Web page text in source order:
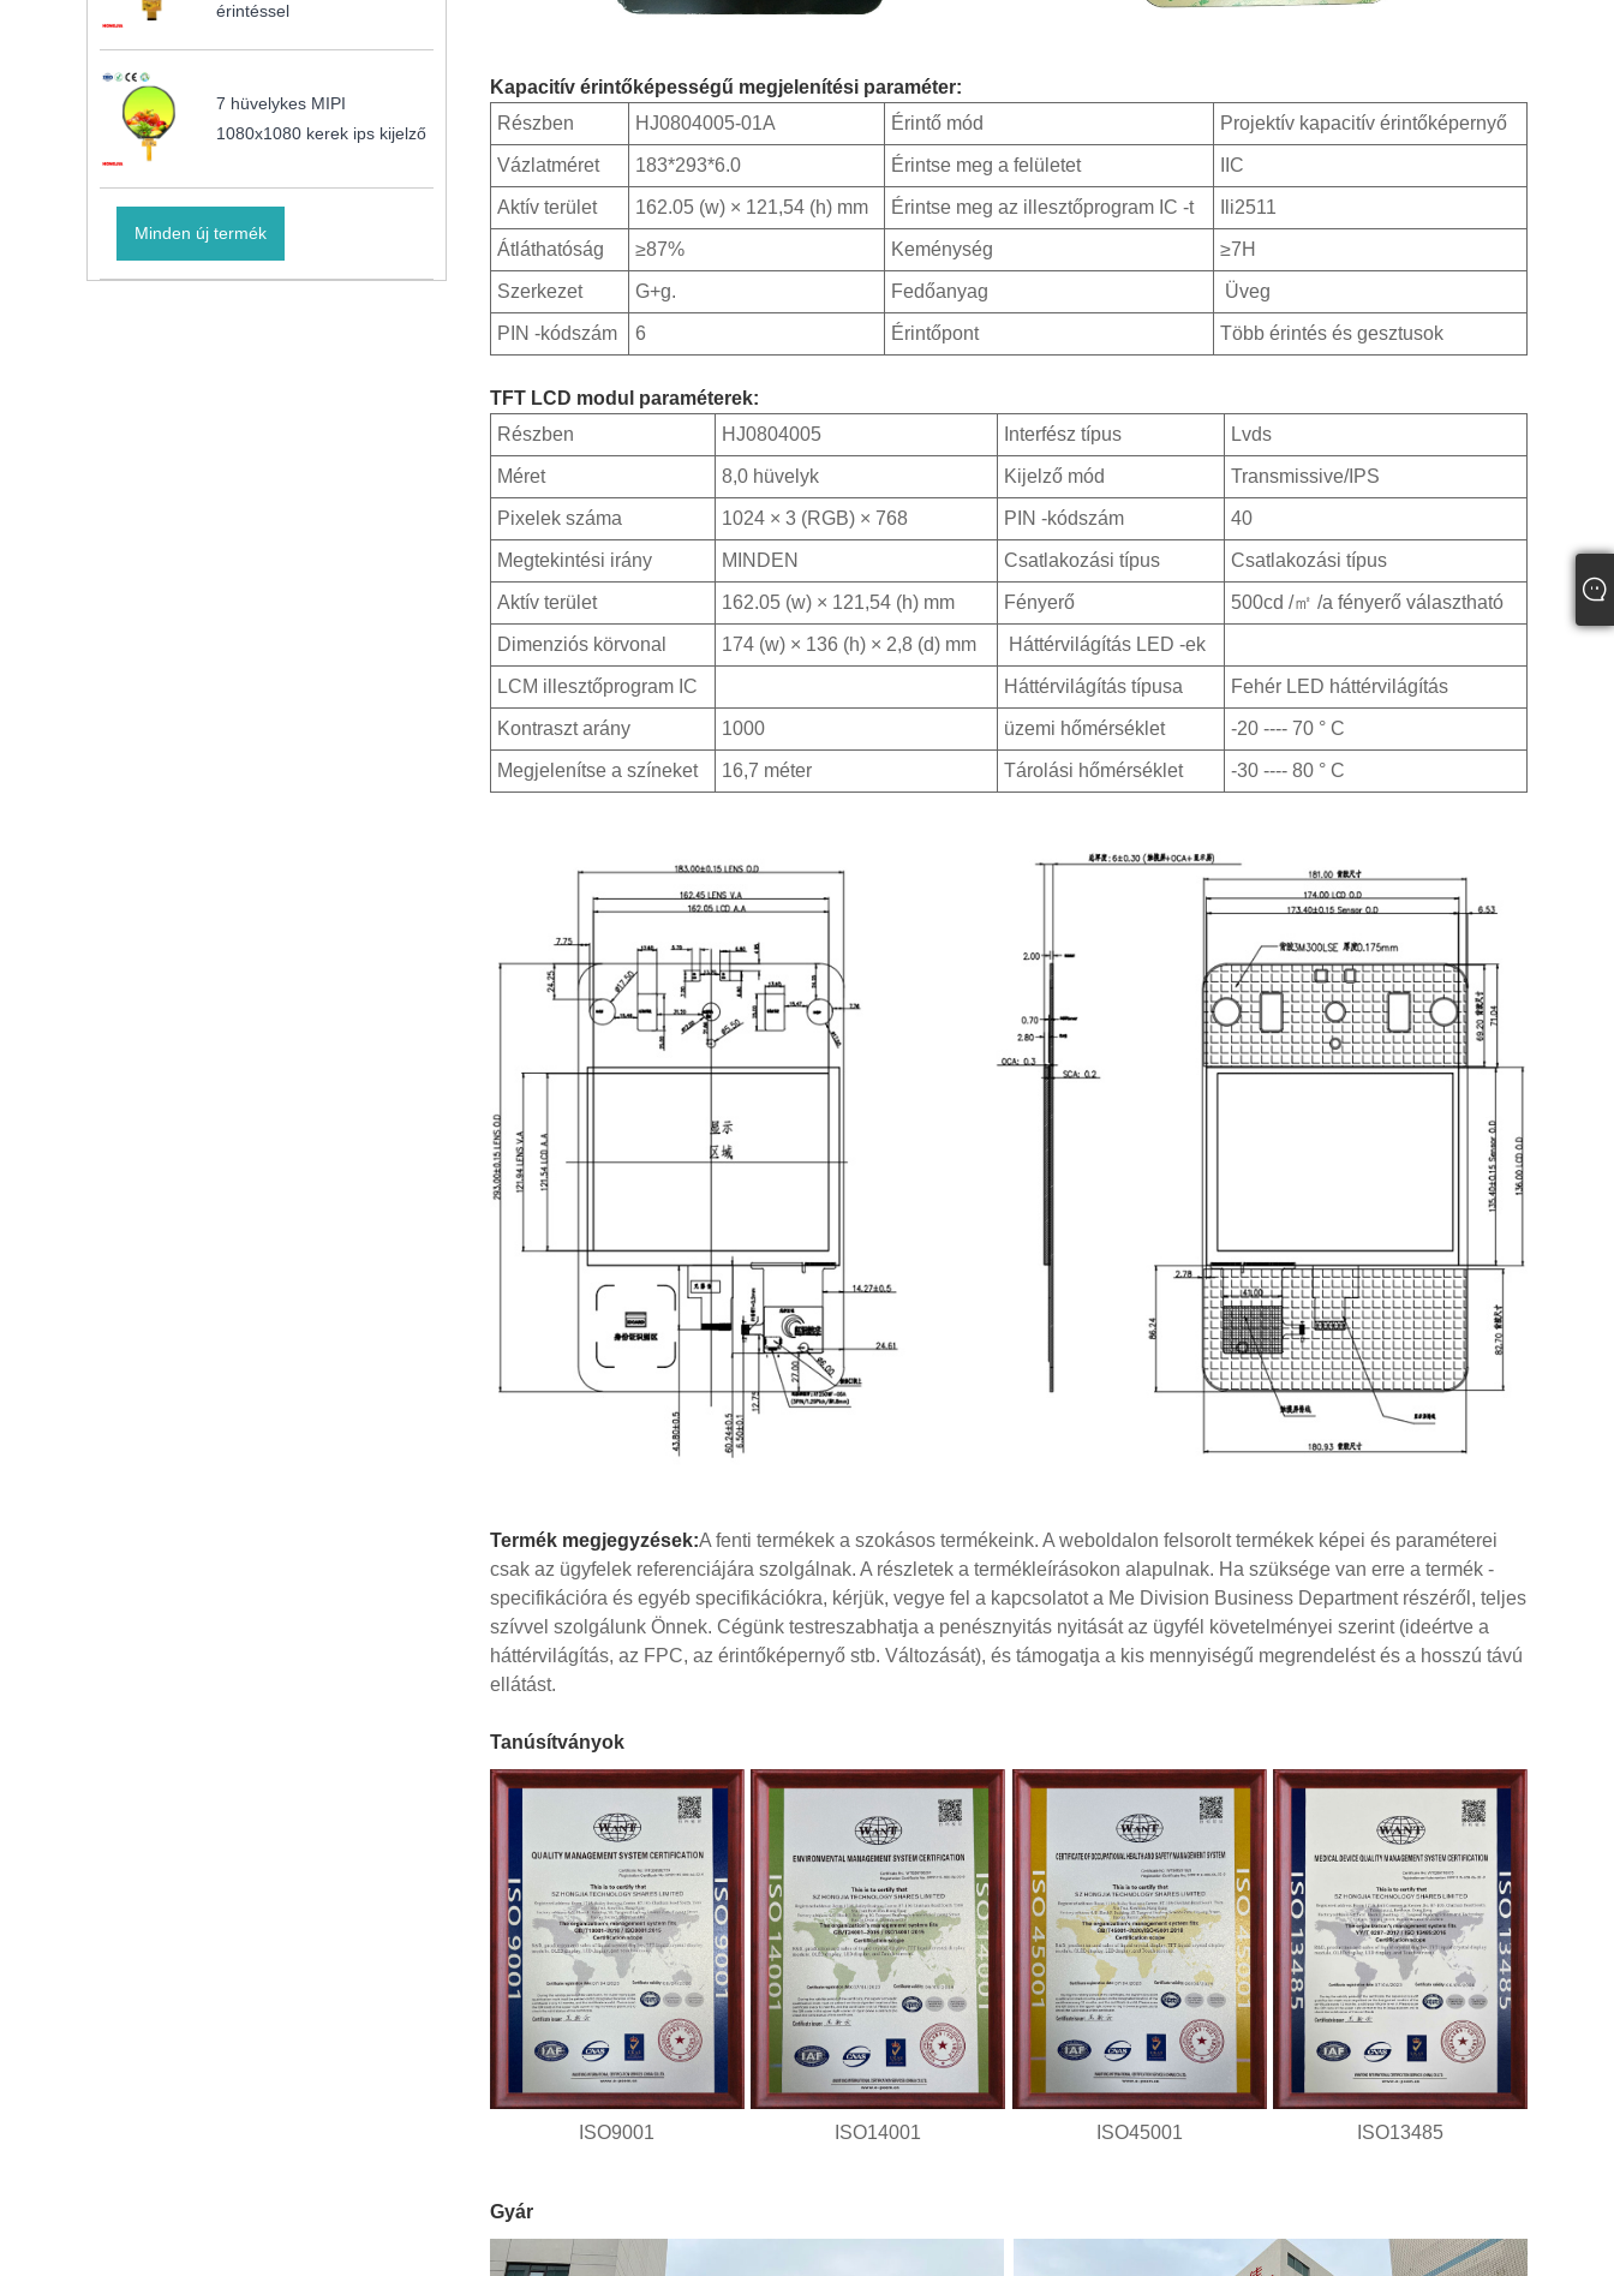
érintéssel
7 hüvelykes MIPI
1080x1080 kerek ips kijelző
Minden új termék
Kapacitív érintőképességű megjelenítési paraméter:
Részben
HJ0804005-01A Érintő mód Projektív kapacitív érintőképernyő
Vázlatméret 183*293*6.0 Érintse meg a felületet IIC
Aktív terület 162.05 (w) × 121,54 (h) mm Érintse meg az illesztőprogram IC -t Ili2511
Átláthatóság ≥87% Keménység ≥7H
Szerkezet G+g. Fedőanyag Üveg
PIN -kódszám 6 Érintőpont Több érintés és gesztusok
TFT LCD modul paraméterek:
Részben
HJ0804005 Interfész típus Lvds
Méret 8,0 hüvelyk Kijelző mód Transmissive/IPS
Pixelek száma 1024 × 3 (RGB) × 768 PIN -kódszám 40
Megtekintési irány MINDEN Csatlakozási típus Csatlakozási típus
Aktív terület 162.05 (w) × 121,54 (h) mm Fényerő 500cd /㎡ /a fényerő választható
Dimenziós körvonal 174 (w) × 136 (h) × 2,8 (d) mm Háttérvilágítás LED -ek
LCM illesztőprogram IC Háttérvilágítás típusa Fehér LED háttérvilágítás
Kontraszt arány 1000 üzemi hőmérséklet -20 ---- 70 ° C
Megjelenítse a színeket 16,7 méter Tárolási hőmérséklet -30 ---- 80 ° C
Termék megjegyzések:A fenti termékek a szokásos termékeink. A weboldalon felsorolt ​​termékek képei és paraméterei
csak az ügyfelek referenciájára szolgálnak. A részletek a termékleírásokon alapulnak. Ha szüksége van erre a termék -
specifikációra és egyéb specifikációkra, kérjük, vegye fel a kapcsolatot a Me Division Business Department részéről, teljes
szívvel szolgálunk Önnek. Cégünk testreszabhatja a penésznyitás nyitását az ügyfél követelményei szerint (ideértve a
háttérvilágítás, az FPC, az érintőképernyő stb. Változását), és támogatja a kis mennyiségű megrendelést és a hosszú távú
ellátást.
Tanúsítványok
ISO9001 ISO14001 ISO45001 ISO13485
Gyár